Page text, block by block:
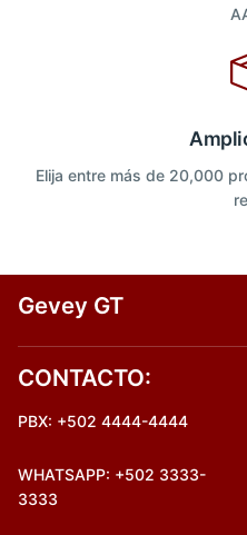
Elija entre más de 20,000
Gevey GT
CONTACTO:
PBX: +502 4444-4444
WHATSAPP: +502 3333-
3333